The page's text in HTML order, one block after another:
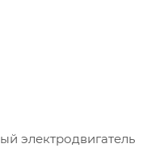
электродвигатель